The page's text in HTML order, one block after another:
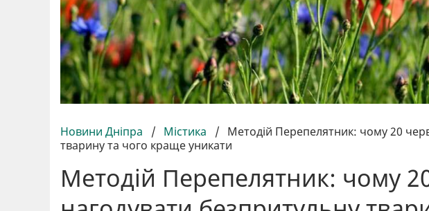
Новини Дніпра / Містика / Методій Перепелятник: чому 20
тварину та чого краще уникати
Методій Перепелятник: чому